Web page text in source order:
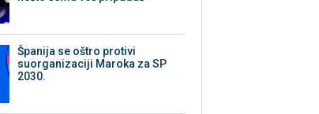
Španija se oštro protivi
suorganizaciji Maroka za SP
2030.